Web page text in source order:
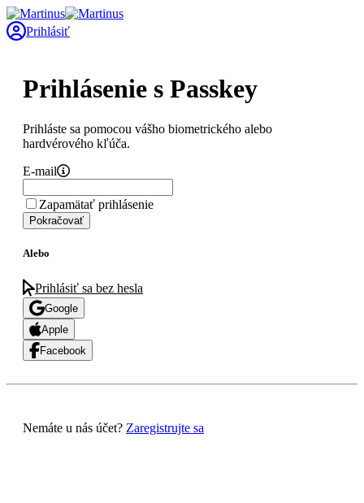
Prihlásiť
Prihlásenie s Passkey
Prihláste sa pomocou vášho biometrického alebo
hardvérového kľúča.
E-mail
Zapamätať prihlásenie
Pokračovať
Alebo
Prihlásiť sa bez hesla
Google
Apple
Facebook
Nemáte u nás účet? Zaregistrujte sa